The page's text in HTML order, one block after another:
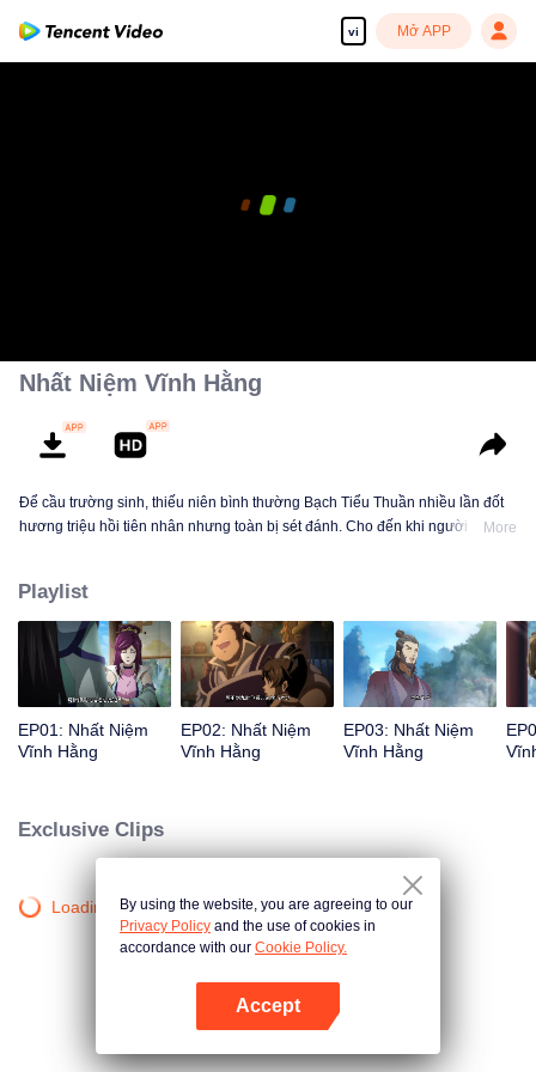
vi Mở APP
Nhất Niệm Vĩnh Hằng
Để cầu trường sinh, thiếu niên bình thường Bạch Tiểu Thuần nhiều lần đốt
hương triệu hồi tiên nhân nhưng toàn bị sét đánh. Cho đến khi người dẫnMore
Playlist
EP01: Nhất Niệm
Vĩnh Hằng
EP02: Nhất Niệm
Vĩnh Hằng
EP03: Nhất Niệm
Vĩnh Hằng
Exclusive Clips
Loading…By using the website, you are agreeing to our
Privacy Policy and the use of cookies in
accordance with our Cookie Policy.
Accept